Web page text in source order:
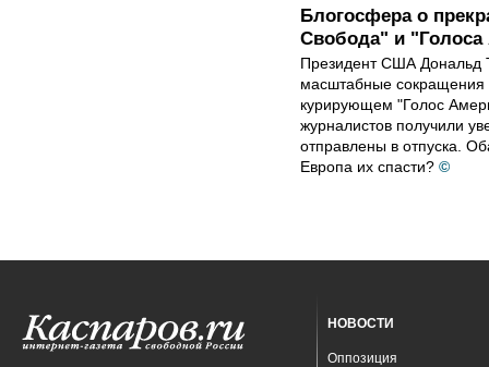
Блогосфера о
Свобода" и
Президент США Дональд
масштабные сокращения
курирующем "Голос
журналистов получили
отправлены в отпуска.
Европа их спасти? ©
НОВОСТИ
Оппозиция